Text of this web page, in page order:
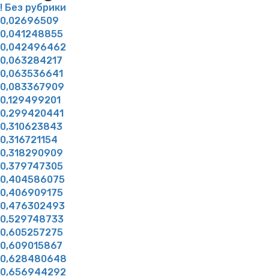
! Без рубрики
0,02696509
0,041248855
0,042496462
0,063284217
0,063536641
0,083367909
0,129499201
0,299420441
0,310623843
0,316721154
0,318290909
0,379747305
0,404586075
0,406909175
0,476302493
0,529748733
0,605257275
0,609015867
0,628480648
0,656944292